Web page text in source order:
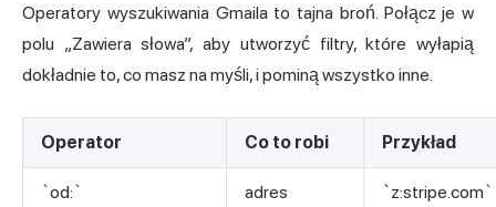
Operatory wyszukiwania Gmaila to tajna broń. Połącz je w
polu „Zawiera słowa”, aby utworzyć filtry, które wyłapią
dokładnie to, co masz na myśli, i pominą wszystko inne.
Operator Co to robi Przykład
`od:`
adres
`z:stripe.com`